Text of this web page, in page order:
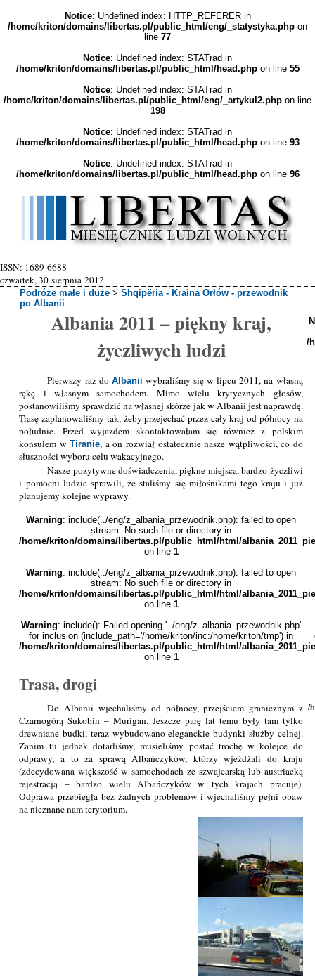
Notice: Undefined index: HTTP_REFERER in
/home/kriton/domains/libertas.pl/public_html/eng/_statystyka.php on
line 77
Notice: Undefined index: STATrad in
/home/kriton/domains/libertas.pl/public_html/head.phpon line 55
Notice: Undefined index: STATrad in
/home/kriton/domains/libertas.pl/public_html/eng/_artykul2.php on line
198
Notice: Undefined index: STATrad in
/home/kriton/domains/libertas.pl/public_html/head.phpon line 93
Notice: Undefined index: STATrad in
/home/kriton/domains/libertas.pl/public_html/head.phpon line 96
ISSN: 1689-6688
czwartek, 30 sierpnia 2012
Podróże małe i duże >Shqipëria - Kraina Orłów - przewodnik
po Albanii
Albania 2011 – piękny kraj,
życzliwych ludzi
Pierwszy raz do Albanii wybraliśmy się w lipcu 2011, na własną
rękę i własnym samochodem. Mimo wielu krytycznych głosów,
postanowiliśmy sprawdzić na własnej skórze jak w Albanii jest naprawdę.
Trasę zaplanowaliśmy tak, żeby przejechać przez cały kraj od północy na
południe. Przed wyjazdem skontaktowałam się również z polskim
konsulem wTiranie, a on rozwiał ostatecznie nasze wątpliwości, co do
słuszności wyboru celu wakacyjnego.
Nasze pozytywne doświadczenia, piękne miejsca, bardzo życzliwi
i pomocni ludzie sprawili, że staliśmy się miłośnikami tego kraju i już
planujemy kolejne wyprawy.
Warning: include(../eng/z_albania_przewodnik.php): failed to open
stream: No such file or directory in
/home/kriton/domains/libertas.pl/public_html/html/
on line 1
Warning: include(../eng/z_albania_przewodnik.php): failed to open
stream: No such file or directory in
/home/kriton/domains/libertas.pl/public_html/html/
on line 1
Warning: include(): Failed opening '../eng/z_albania_przewodnik.php'
for inclusion (include_path='/home/kriton/inc:/home/kriton/tmp') in
/home/kriton/domains/libertas.pl/public_html/html/
on line 1
Trasa, drogi
Do Albanii wjechaliśmy od północy, przejściem granicznym z
Czarnogórą Sukobin – Murigan. Jeszcze parę lat temu były tam tylko
drewniane budki, teraz wybudowano eleganckie budynki służby celnej.
Zanim tu jednak dotarliśmy, musieliśmy postać trochę w kolejce do
odprawy, a to za sprawą Albańczyków, którzy wjeżdżali do kraju
(zdecydowana większość w samochodach ze szwajcarską lub austriacką
rejestracją – bardzo wielu Albańczyków w tych krajach pracuje).
Odprawa przebiegła bez żadnych problemów i wjechaliśmy pełni obaw
na nieznane nam terytorium.
/
/